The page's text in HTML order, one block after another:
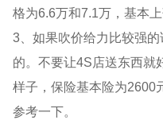
格为6.6万和7.1万，基本
3、如果吹价给力比较强
的。不要让4S店送东西就
样子，保险基本险为2600
参考一下。